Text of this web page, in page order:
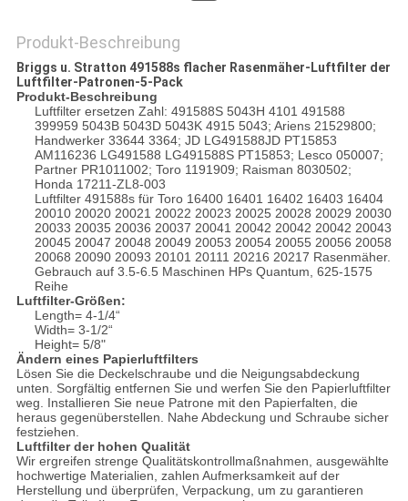
Produkt-Beschreibung
Briggs u. Stratton 491588s flacher Rasenmäher-Luftfilter der
Luftfilter-Patronen-5-Pack
Produkt-Beschreibung
Luftfilter ersetzen Zahl: 491588S 5043H 4101 491588
399959 5043B 5043D 5043K 4915 5043; Ariens 21529800;
Handwerker 33644 3364; JD LG491588JD PT15853
AM116236 LG491588 LG491588S PT15853; Lesco 050007;
Partner PR1011002; Toro 1191909; Raisman 8030502;
Honda 17211-ZL8-003
Luftfilter 491588s für Toro 16400 16401 16402 16403 16404
20010 20020 20021 20022 20023 20025 20028 20029 20030
20033 20035 20036 20037 20041 20042 20042 20042 20043
20045 20047 20048 20049 20053 20054 20055 20056 20058
20068 20090 20093 20101 20111 20216 20217 Rasenmäher.
Gebrauch auf 3.5-6.5 Maschinen HPs Quantum, 625-1575
Reihe
Luftfilter-Größen:
Length= 4-1/4“
Width= 3-1/2“
Height= 5/8"
Ändern eines Papierluftfilters
Lösen Sie die Deckelschraube und die Neigungsabdeckung
unten. Sorgfältig entfernen Sie und werfen Sie den Papierluftfilter
weg. Installieren Sie neue Patrone mit den Papierfalten, die
heraus gegenüberstellen. Nahe Abdeckung und Schraube sicher
festziehen.
Luftfilter der hohen Qualität
Wir ergreifen strenge Qualitätskontrollmaßnahmen, ausgewählte
hochwertige Materialien, zahlen Aufmerksamkeit auf der
Herstellung und überprüfen, Verpackung, um zu garantieren